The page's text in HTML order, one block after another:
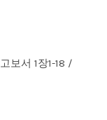
보서 1장1-18 /